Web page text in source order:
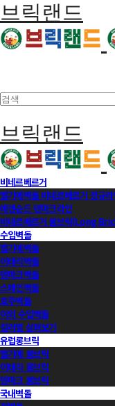
브릭랜드
브릭랜드
비네르베르거
벨기에벽돌 비네르베르거 정규라
에겐순드 덴마크라인
비네르베르거 롱브릭(Long
수입벽돌
벨기에벽돌
이태리벽돌
덴마크벽돌
스페인벽돌
호주벽돌
이외 수입벽돌
컬러별 살펴보기
유럽롱브릭
벨기에 롱브릭
이태리 롱브릭
덴마크 롱브릭
국내벽돌